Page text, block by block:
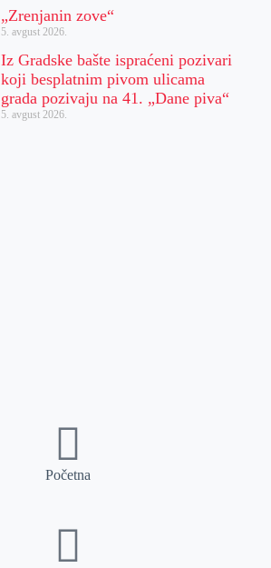
„Zrenjanin zove“
5. avgust 2026.
Iz Gradske bašte ispraćeni pozivari
koji besplatnim pivom ulicama
grada pozivaju na 41. „Dane piva“
5. avgust 2026.
Početna